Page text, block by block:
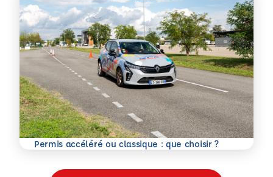
Permis accéléré ou classique : que choisir ?
En savoir plus